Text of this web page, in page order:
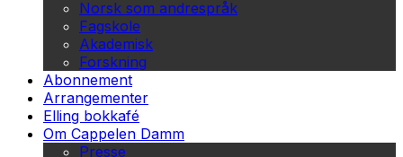
Norsk som andrespråk
Fagskole
Akademisk
Forskning
Abonnement
Arrangementer
Elling bokkafé
Om Cappelen Damm
Presse